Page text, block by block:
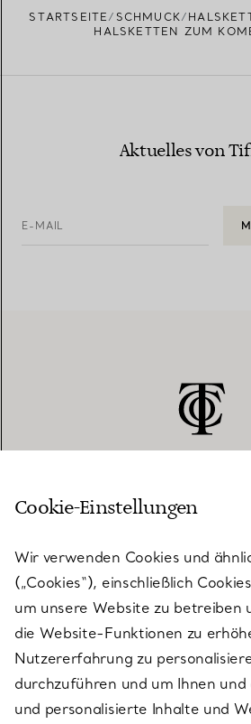
STARTSEITE SCHMUCK
HALSKETTEN ZUM
Aktuelles von
E-MAIL
KUNDENSERVICE
SERVICES
ÜBER TIFFANY & CO.
Cookie-Einstellungen
Wir verwenden Cookies und
(„Cookies“), einschließlich
um unsere Website zu betreiben
die Website-Funktionen zu
Nutzererfahrung zu
durchzuführen und um Ihnen
und personalisierte Inhalte und